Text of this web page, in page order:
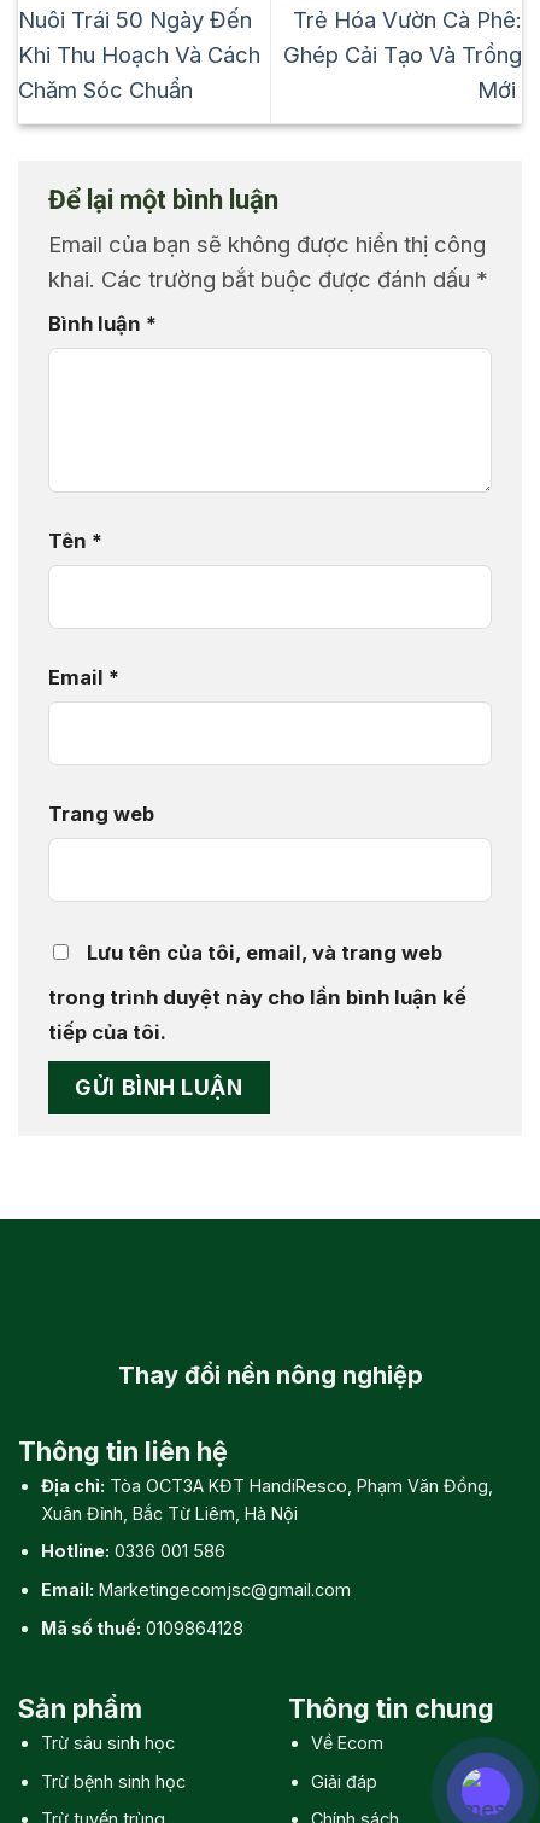
Nuôi Trái 50 Ngày Đến
Khi Thu Hoạch Và Cách
Chăm Sóc Chuẩn
Trẻ Hóa Vườn Cà Phê:
Ghép Cải Tạo Và Trồng
Mới
Để lại một bình luận
Email của bạn sẽ không được hiển thị công
khai. Các trường bắt buộc được đánh dấu *
Bình luận *
Tên *
Email *
Trang web
Lưu tên của tôi, email, và trang web
trong trình duyệt này cho lần bình luận kế
tiếp của tôi.
Thay đổi nền nông nghiệp
Thông tin liên hệ
Địa chỉ: Tòa OCT3A KĐT HandiResco, Phạm Văn Đồng,
Xuân Đỉnh, Bắc Từ Liêm, Hà Nội
Hotline: 0336 001 586
Email: Marketingecomjsc@gmail.com
Mã số thuế: 0109864128
Sản phẩm
Trừ sâu sinh học
Trừ bệnh sinh học
Thông tin chung
Về Ecom
Giải đáp